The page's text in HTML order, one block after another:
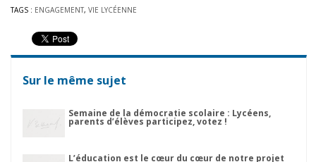
TAGS : ENGAGEMENT, VIE LYCÉENNE
Sur le même sujet
Semaine de la démocratie scolaire : Lycéens,
parents d’élèves participez, votez !
L’éducation est le cœur du cœur de notre projet